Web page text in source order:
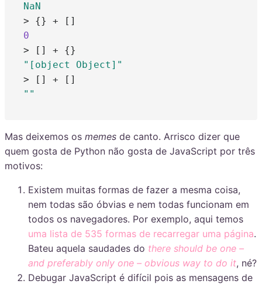
NaN
0
"[object Object]"
""
Mas deixemos os memes de canto. Arrisco dizer que
quem gosta de Python não gosta de JavaScript por três
motivos:
Existem muitas formas de fazer a mesma coisa,
nem todas são óbvias e nem todas funcionam em
todos os navegadores. Por exemplo, aqui temos
uma lista de 535 formas de recarregar uma página.
Bateu aquela saudades do there should be one –
and preferably only one – obvious way to do it, né?
Debugar JavaScript é difícil pois as mensagens de